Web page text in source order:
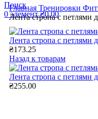
Поиск
0элемент ₴0.00
Главная Тренировки
Лента стропа с петлями
Лента стропа с петлями
₴173.25
Назад к товарам
Лента стропа с петлями
₴255.00